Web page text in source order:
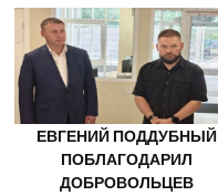
ЕВГЕНИЙ ПОДДУБНЫЙ
ПОБЛАГОДАРИЛ
ДОБРОВОЛЬЦЕВ